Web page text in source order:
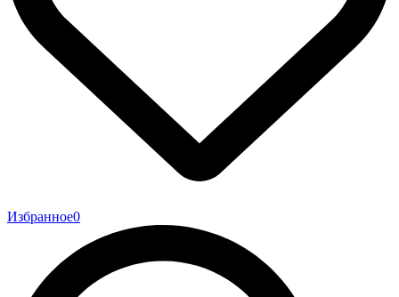
Избранное0